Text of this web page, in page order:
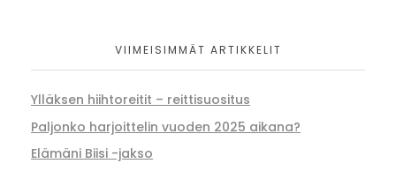
VIIMEISIMMÄT ARTIKKELIT
Ylläksen hiihtoreitit – reittisuositus
Paljonko harjoittelin vuoden 2025 aikana?
Elämäni Biisi -jakso